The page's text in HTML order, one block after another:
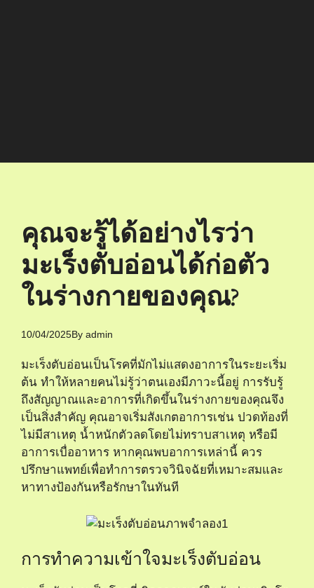
คุณจะรู้ได้อย่างไรว่า
มะเร็งตับอ่อนได้ก่อตัว
ในร่างกายของคุณ?
10/04/2025By admin
มะเร็งตับอ่อนเป็นโรคที่มักไม่แสดงอาการในระยะเริ่ม
ต้น ทำให้หลายคนไม่รู้ว่าตนเองมีภาวะนี้อยู่ การรับรู้
ถึงสัญญาณและอาการที่เกิดขึ้นในร่างกายของคุณจึง
เป็นสิ่งสำคัญ คุณอาจเริ่มสังเกตอาการเช่น ปวดท้องที่
ไม่มีสาเหตุ น้ำหนักตัวลดโดยไม่ทราบสาเหตุ หรือมี
อาการเบื่ออาหาร หากคุณพบอาการเหล่านี้ ควร
ปรึกษาแพทย์เพื่อทำการตรวจวินิจฉัยที่เหมาะสมและ
หาทางป้องกันหรือรักษาในทันที
การทำความเข้าใจมะเร็งตับอ่อน